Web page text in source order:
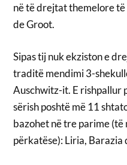
në të drejtat themelore
de Groot.
Sipas tij nuk ekziston e
traditë mendimi 3-
Auschwitz-it. E rishpallur
sërish poshtë më 11
bazohet në tre parime
përkatëse): Liria, Barazia